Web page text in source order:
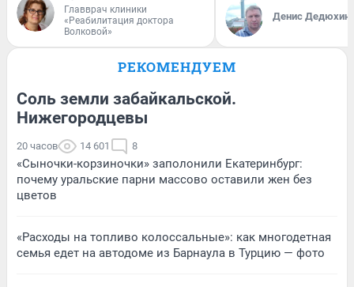
Главврач клиники
«Реабилитация доктора
Волковой»
Денис Дедюхин
РЕКОМЕНДУЕМ
Соль земли забайкальской.
Нижегородцевы
20 часов 14 601 8
«Сыночки-корзиночки» заполонили Екатеринбург:
почему уральские парни массово оставили жен без
цветов
«Расходы на топливо колоссальные»: как многодетная
семья едет на автодоме из Барнаула в Турцию — фото